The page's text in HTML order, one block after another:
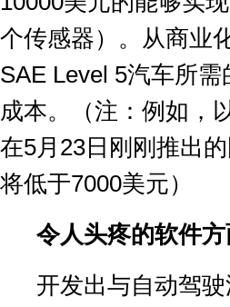
个传感器）。从商业
SAE Level 5汽车所需
成本。（注：例如，
在5月 23日刚刚推出
将低于7000美元）
令人头疼的软件
开发出与自动驾